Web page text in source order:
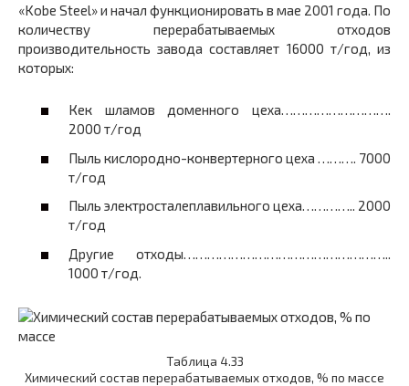
«Kobe Steel» и начал функционировать в мае 2001 года. По
количеству перерабатываемых отходов
производительность завода составляет 16000 т/год, из
которых:
Кек шламов доменного цеха……………………….
2000 т/год
Пыль кислородно-конвертерного цеха ………. 7000
т/год
Пыль электросталеплавильного цеха………….. 2000
т/год
Другие отходы……………………………………………..
1000 т/год.
Таблица 4.33
Химический состав перерабатываемых отходов, % по массе